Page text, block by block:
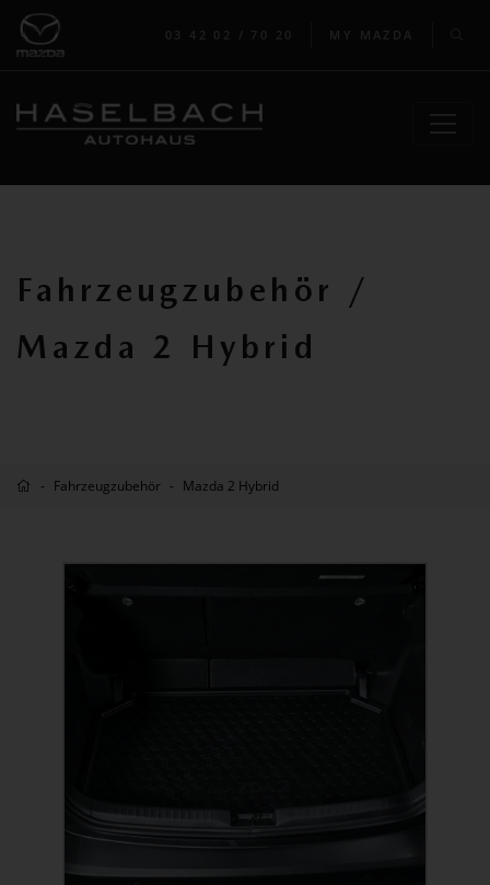
03 42 02 / 70 20 MY MAZDA
Fahrzeugzubehör /
Mazda 2 Hybrid
Fahrzeugzubehör Mazda 2 Hybrid